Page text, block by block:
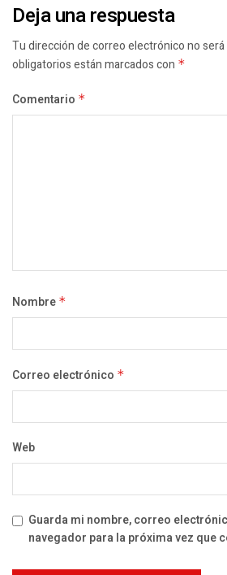
Deja una respuesta
Tu dirección de correo electrónico no será
obligatorios están marcados con *
Comentario *
Nombre *
Correo electrónico *
Web
Guarda mi nombre, correo
navegador para la próxima vez que